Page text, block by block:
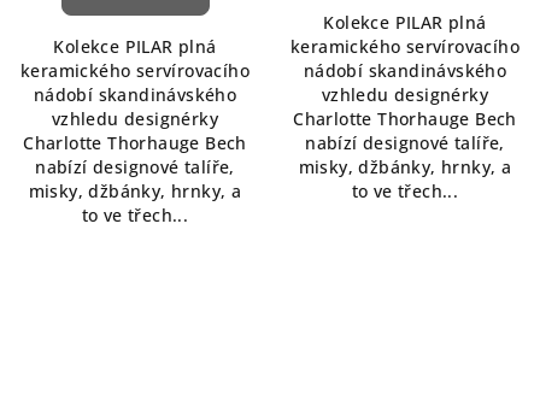
Kolekce PILAR plná
keramického servírovacího
nádobí skandinávského
vzhledu designérky
Charlotte Thorhauge Bech
nabízí designové talíře,
misky, džbánky, hrnky, a
to ve třech...
Kolekce PILAR plná
keramického servírovacího
nádobí skandinávského
vzhledu designérky
Charlotte Thorhauge Bech
nabízí designové talíře,
misky, džbánky, hrnky, a
to ve třech...